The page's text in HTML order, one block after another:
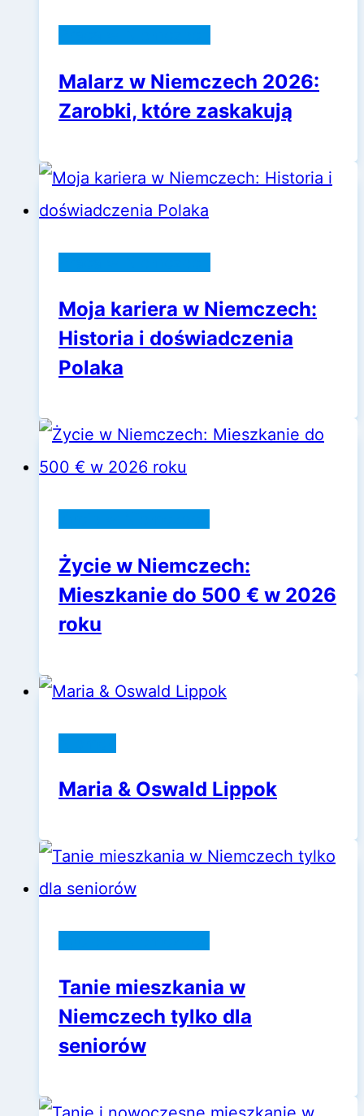
Malarz w Niemczech 2026:
Zarobki, które zaskakują
Moja kariera w Niemczech:
Historia i doświadczenia
Polaka
Życie w Niemczech:
Mieszkanie do 500 € w 2026
roku
Maria & Oswald Lippok
Tanie mieszkania w
Niemczech tylko dla
seniorów